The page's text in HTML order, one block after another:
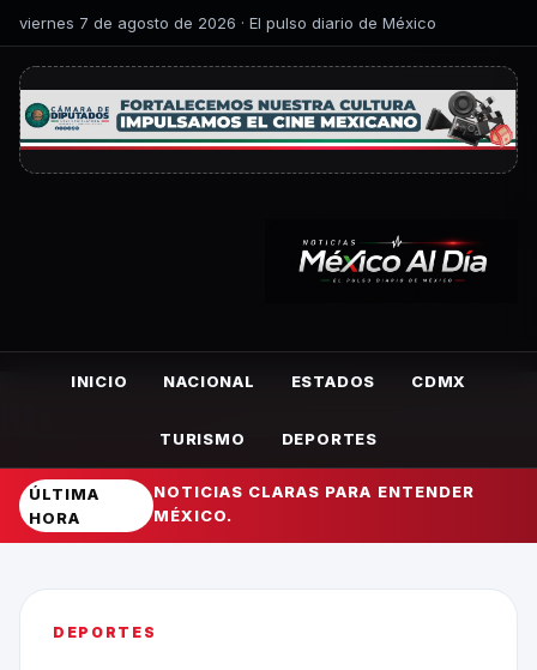
viernes 7 de agosto de 2026 · El pulso diario de México
INICIO NACIONAL ESTADOS CDMX
TURISMO DEPORTES
ÚLTIMA
HORA
NOTICIAS CLARAS PARA ENTENDER
MÉXICO.
DEPORTES